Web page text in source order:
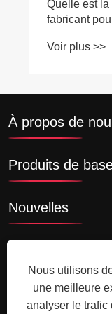
Quelle est la
fabricant
Voir plus >>
À propos de
Produits de
Nouvelles
Nous utilisons
une meilleure
analyser le trafic